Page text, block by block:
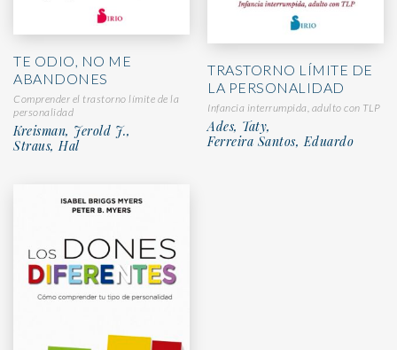
TE ODIO, NO ME
ABANDONES
Comprender el trastorno límite de la
personalidad
Kreisman, Jerold J.,
Straus, Hal
TRASTORNO LÍMITE DE
LA PERSONALIDAD
Infancia interrumpida, adulto con TLP
Ades, Taty,
Ferreira Santos, Eduardo